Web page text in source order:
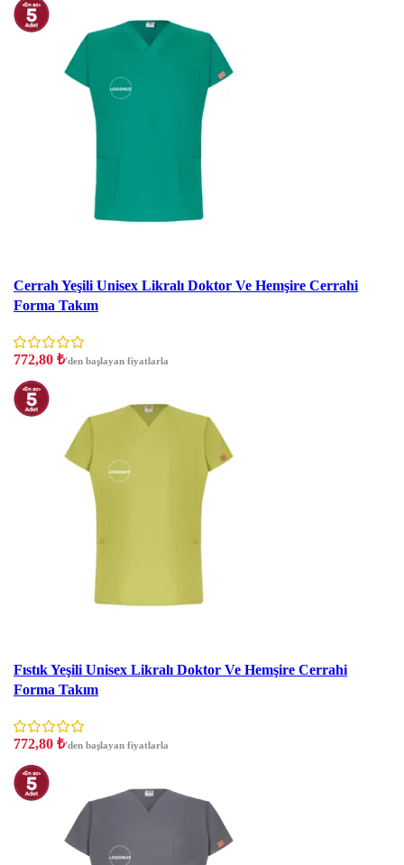
Cerrah Yeşili Unisex Likralı Doktor Ve Hemşire Cerrahi
Forma Takım
772,80 ₺'den başlayan fiyatlarla
Fıstık Yeşili Unisex Likralı Doktor Ve Hemşire Cerrahi
Forma Takım
772,80 ₺'den başlayan fiyatlarla